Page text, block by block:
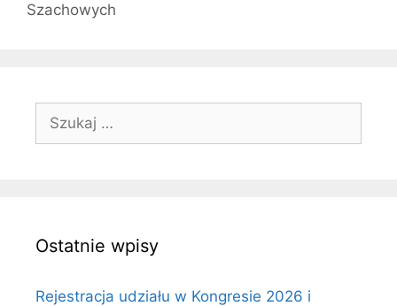
Szachowych
Szukaj:
Ostatnie wpisy
Rejestracja udziału w Kongresie 2026 i